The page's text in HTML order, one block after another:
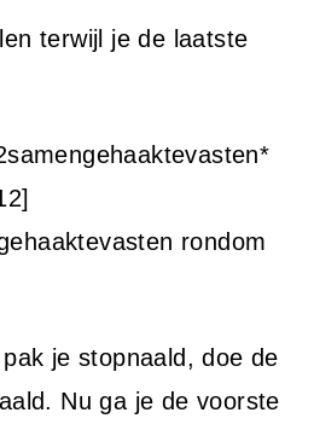
terwijl je de laatste
rondom
je stopnaald, doe de
Nu ga je de voorste